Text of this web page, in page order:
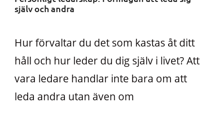
själv och andra
Hur förvaltar du det som kastas åt ditt
håll och hur leder du dig själv i livet? Att
vara ledare handlar inte bara om att
leda andra utan även om